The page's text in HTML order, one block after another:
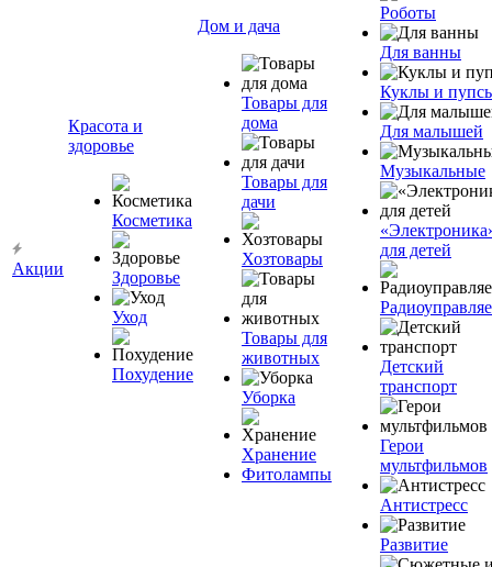
Акции
Красота и
здоровье
Косметика
Здоровье
Уход
Похудение
Дом и дача
Товары для
дома
Товары для
дачи
Хозтовары
Товары для
животных
Уборка
Хранение
Фитолампы
Роботы
Для ванны
Куклы и
Для малышей
Музыкальные
для детей
Детский
транспорт
Герои
мультфильмов
Антистресс
Развитие